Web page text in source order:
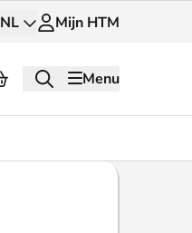
NL Mijn HTM
Menu